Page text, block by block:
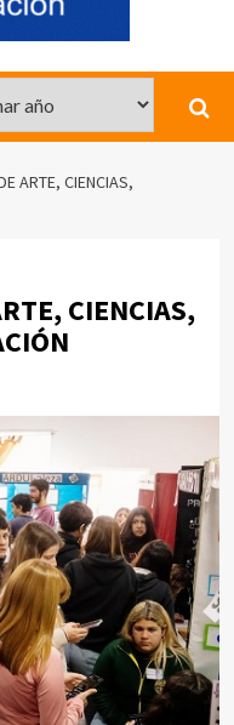
ARTE, CIENCIAS,
CIENCIAS,